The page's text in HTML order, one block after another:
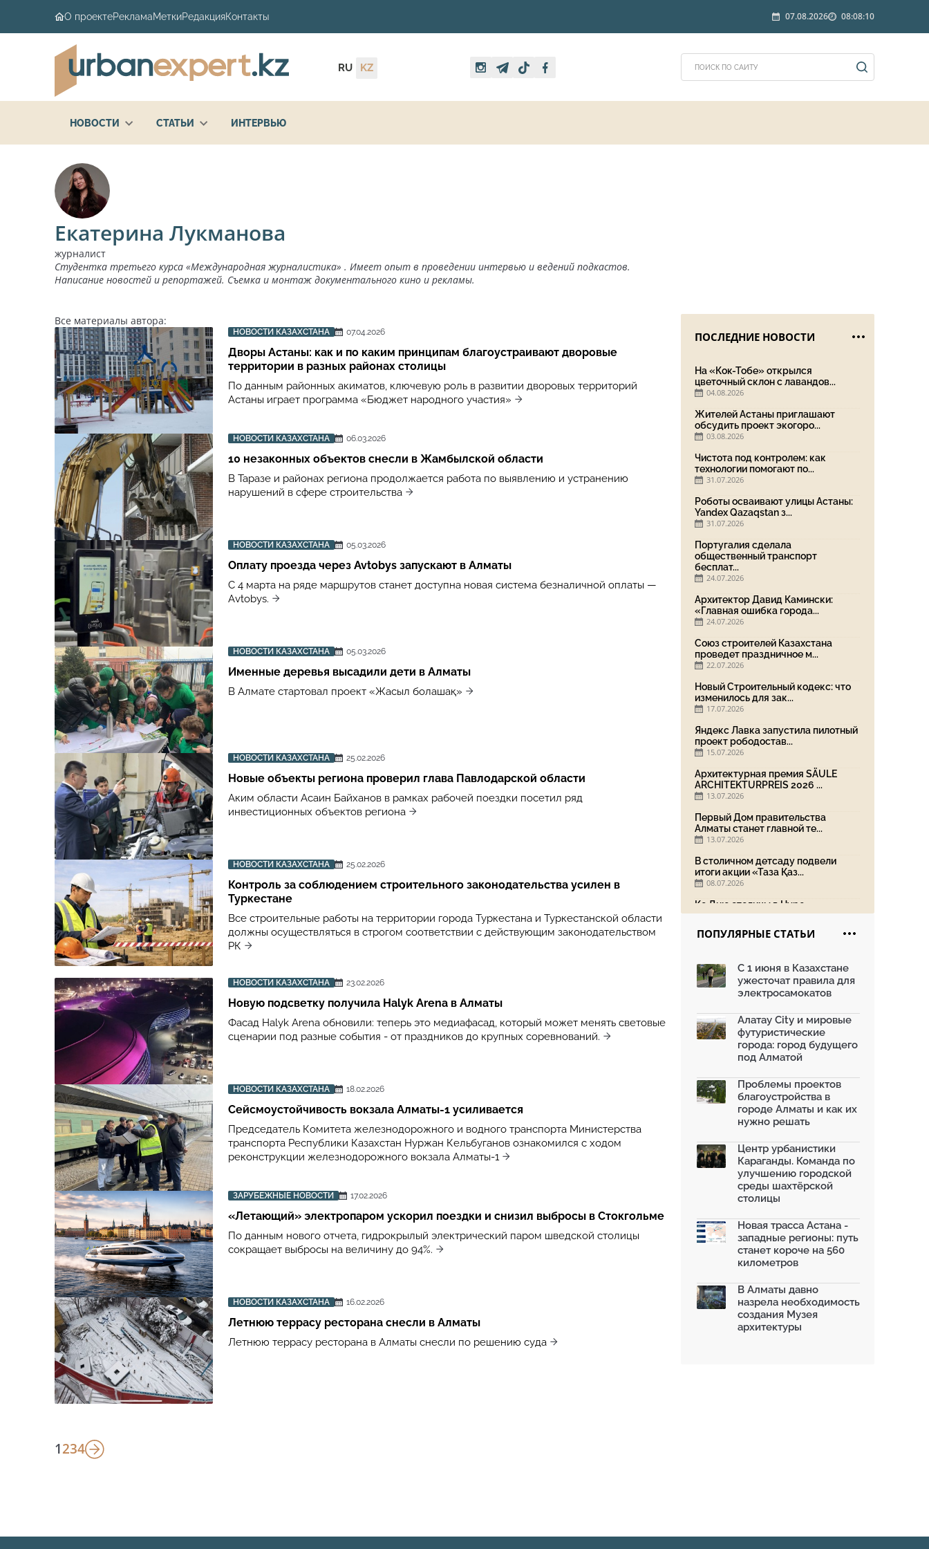
О проектеРекламаМеткиРедакцияКонтакты 07.08.2026 08:08:10
RU KZ
НОВОСТИ СТАТЬИ ИНТЕРВЬЮ
Екатерина Лукманова
журналист
Студентка третьего курса «Международная журналистика» . Имеет опыт в проведении интервью и ведений подкастов.
Написание новостей и репортажей. Съемка и монтаж документального кино и рекламы.
Все материалы автора:
НОВОСТИ КАЗАХСТАНА 07.04.2026
Дворы Астаны: как и по каким принципам благоустраивают дворовые
территории в разных районах столицы
По данным районных акиматов, ключевую роль в развитии дворовых территорий
Астаны играет программа «Бюджет народного участия»
НОВОСТИ КАЗАХСТАНА 06.03.2026
10 незаконных объектов снесли в Жамбылской области
В Таразе и районах региона продолжается работа по выявлению и устранению
нарушений в сфере строительства
НОВОСТИ КАЗАХСТАНА 05.03.2026
Оплату проезда через Avtobys запускают в Алматы
С 4 марта на ряде маршрутов станет доступна новая система безналичной оплаты —
Avtobys.
НОВОСТИ КАЗАХСТАНА 05.03.2026
Именные деревья высадили дети в Алматы
В Алмате стартовал проект «Жасыл болашақ»
НОВОСТИ КАЗАХСТАНА 25.02.2026
Новые объекты региона проверил глава Павлодарской области
Аким области Асаин Байханов в рамках рабочей поездки посетил ряд
инвестиционных объектов региона
НОВОСТИ КАЗАХСТАНА 25.02.2026
Контроль за соблюдением строительного законодательства усилен в
Туркестане
Все строительные работы на территории города Туркестана и Туркестанской области
должны осуществляться в строгом соответствии с действующим законодательством
РК
НОВОСТИ КАЗАХСТАНА 23.02.2026
Новую подсветку получила Halyk Arena в Алматы
Фасад Halyk Arena обновили: теперь это медиафасад, который может менять световые
сценарии под разные события - от праздников до крупных соревнований.
НОВОСТИ КАЗАХСТАНА 18.02.2026
Сейсмоустойчивость вокзала Алматы-1 усиливается
Председатель Комитета железнодорожного и водного транспорта Министерства
транспорта Республики Казахстан Нуржан Кельбуганов ознакомился с ходом
реконструкции железнодорожного вокзала Алматы-1
ЗАРУБЕЖНЫЕ НОВОСТИ 17.02.2026
«Летающий» электропаром ускорил поездки и снизил выбросы в Стокгольме
По данным нового отчета, гидрокрылый электрический паром шведской столицы
сокращает выбросы на величину до 94%.
НОВОСТИ КАЗАХСТАНА 16.02.2026
Летнюю террасу ресторана снесли в Алматы
Летнюю террасу ресторана в Алматы снесли по решению суда
1234
ПОСЛЕДНИЕ НОВОСТИ
На «Кок-Тобе» открылся
цветочный склон с лавандов...
04.08.2026
Жителей Астаны приглашают
обсудить проект экогоро...
03.08.2026
Чистота под контролем: как
технологии помогают по...
31.07.2026
Роботы осваивают улицы Астаны:
Yandex Qazaqstan з...
31.07.2026
Португалия сделала
общественный транспорт
бесплат...
24.07.2026
Архитектор Давид Камински:
«Главная ошибка города...
24.07.2026
Союз строителей Казахстана
проведет праздничное м...
22.07.2026
Новый Строительный кодекс: что
изменилось для зак...
17.07.2026
Яндекс Лавка запустила пилотный
проект рободостав...
15.07.2026
Архитектурная премия SÄULE
ARCHITEKTURPREIS 2026 ...
13.07.2026
Первый Дом правительства
Алматы станет главной те...
13.07.2026
В столичном детсаду подвели
итоги акции «Таза Қаз...
08.07.2026
Ко Дню столицы в Нуре
благоустроили шесть обществ...
03.07.2026
МЧС усилило мониторинг рек и
02.07.2026
На общественных слушаниях
представили экологическ...
30.06.2026
На слушаниях по корректировке
СЭО Генплана Алматы...
30.06.2026
130-летняя Майская роща в
22.06.2026
По улице Саина в Алматы с 20
июня заработает авто...
19.06.2026
романов о городах с...
18.06.2026
ПОПУЛЯРНЫЕ СТАТЬИ
С 1 июня в Казахстане
ужесточат правила для
электросамокатов
Алатау City и мировые
футуристические
города: город будущего
под Алматой
Проблемы проектов
благоустройства в
городе Алматы и как их
нужно решать
Центр урбанистики
Караганды. Команда по
улучшению городской
среды шахтёрской
столицы
Новая трасса Астана -
западные регионы: путь
станет короче на 560
километров
В Алматы давно
назрела необходимость
создания Музея
архитектуры